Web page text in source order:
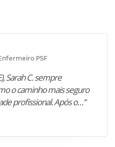
PSF
Sarah C. sempre
o caminho mais seguro
profissional. Após o…”